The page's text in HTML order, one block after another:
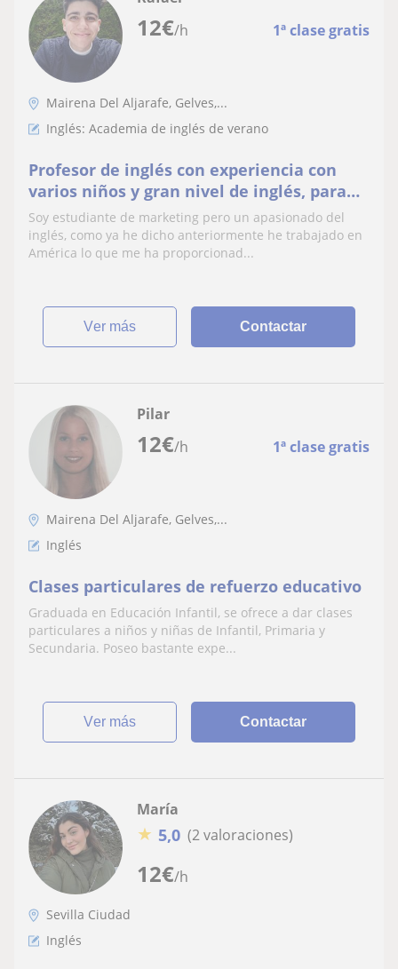
12€/h 1ª clase gratis
Mairena Del Aljarafe, Gelves,...
Inglés: Academia de inglés de verano
Profesor de inglés con experiencia con
varios niños y gran nivel de inglés, para
empezar con el nivel B2 (first certificate) y
aparte 3 meses trabajando en Estados
Unidos por lo que el listening y el
Soy estudiante de marketing pero un apasionado del
inglés, como ya he dicho anteriormente he trabajado en
América lo que me ha proporcionad...
ver más Contactar
12€/h 1ª clase gratis
Pilar
Mairena Del Aljarafe, Gelves,...
Inglés
Clases particulares de refuerzo educativo
Graduada en Educación Infantil, se ofrece a dar clases
particulares a niños y niñas de Infantil, Primaria y
Secundaria. Poseo bastante expe...
ver más Contactar
12€/h
María
★ 5,0 (2 valoraciones)
Sevilla Ciudad
Inglés